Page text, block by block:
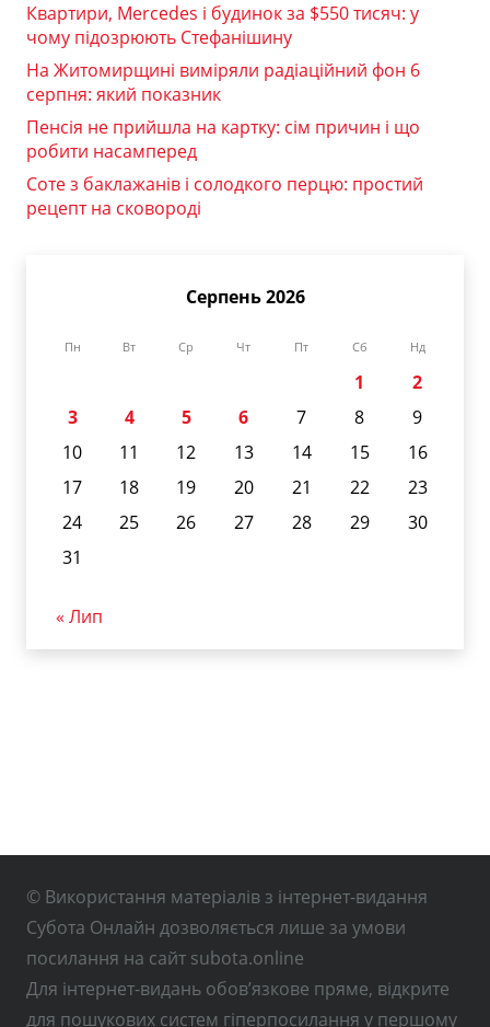
Квартири, Mercedes і будинок за $550 тисяч: у
чому підозрюють Стефанішину
На Житомирщині виміряли радіаційний фон 6
серпня: який показник
Пенсія не прийшла на картку: сім причин і що
робити насамперед
Соте з баклажанів і солодкого перцю: простий
рецепт на сковороді
Серпень 2026
Пн Вт Ср Чт Пт Сб Нд
1
2
3
4 5 6 7 8
9
10
11 12 13 14 15
16
17
18 19 20 21 22
23
24
25 26 27 28 29
30
31
« Лип
© Використання матеріалів з інтернет-видання
Субота Онлайн дозволяється лише за умови
посилання на сайт subota.online
Для інтернет-видань обов’язкове пряме, відкрите
для пошукових систем гіперпосилання у першому